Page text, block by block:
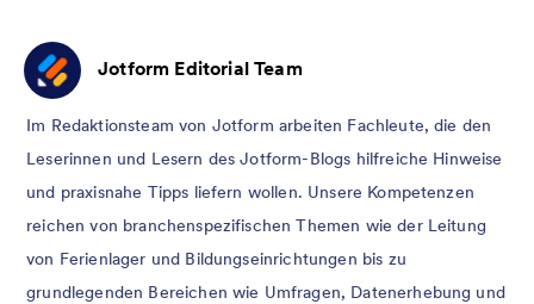
Jotform Editorial Team
Im Redaktionsteam von Jotform arbeiten Fachleute, die den
Leserinnen und Lesern des Jotform-Blogs hilfreiche Hinweise
und praxisnahe Tipps liefern wollen. Unsere Kompetenzen
reichen von branchenspezifischen Themen wie der Leitung
von Ferienlager und Bildungseinrichtungen bis zu
grundlegenden Bereichen wie Umfragen, Datenerhebung und